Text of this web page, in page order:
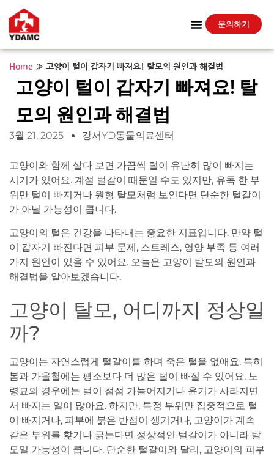
문의하기
Home » 고양이 털이 갑자기 빠져요! 탈모의 원인과 해결법
고양이 털이 갑자기 빠져요! 탈
모의 원인과 해결법
3월 21, 2025 강서YD동물의료센터
고양이와 함께 살다 보면 가끔씩 털이 유난히 많이 빠지는
시기가 있어요. 계절 털갈이 때문일 수도 있지만, 유독 한 부
위만 털이 빠지거나 원형 탈모처럼 보인다면 단순한 털갈이
가 아닐 가능성이 큽니다.
고양이의 털은 건강을 나타내는 중요한 지표입니다. 만약 털
이 갑자기 빠진다면 피부 문제, 스트레스, 영양 부족 등 여러
가지 원인이 있을 수 있어요. 오늘은 고양이 탈모의 원인과
해결법을 알아보겠습니다.
고양이 탈모, 어디까지 정상일
까?
고양이는 자연스럽게 털갈이를 하며 죽은 털을 없애요. 특히
봄과 가을철에는 평소보다 더 많은 털이 빠질 수 있어요. 노
령묘의 경우에는 털이 점점 가늘어지거나 윤기가 사라지면
서 빠지는 일이 많아요. 하지만, 특정 부위만 집중적으로 털
이 빠지거나, 피부에 붉은 반점이 생기거나, 고양이가 계속
같은 부위를 핥거나 긁는다면 정상적인 털갈이가 아니라 탈
모일 가능성이 큽니다. 단순한 털갈이와 달리, 고양이의 피부